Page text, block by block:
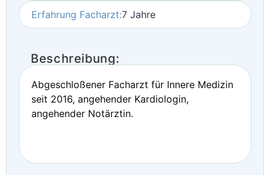
Erfahrung Facharzt:7 Jahre
Beschreibung:
Abgeschloßener Facharzt für Innere Medizin
seit 2016, angehender Kardiologin,
angehender Notärztin.